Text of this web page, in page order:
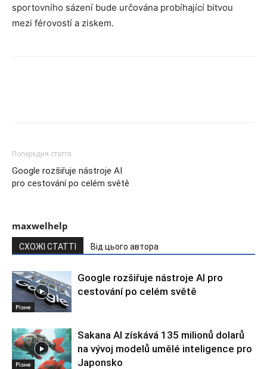
sportovního sázení bude určována probíhající bitvou
mezi férovostí a ziskem.
Попередня стаття
Google rozšiřuje nástroje AI
pro cestování po celém světě
maxwelhelp
СХОЖІ СТАТТІ Від цього автора
Різне
Google rozšiřuje nástroje AI pro
cestování po celém světě
Різне
Sakana AI získává 135 milionů dolarů
na vývoj modelů umělé inteligence pro
Japonsko